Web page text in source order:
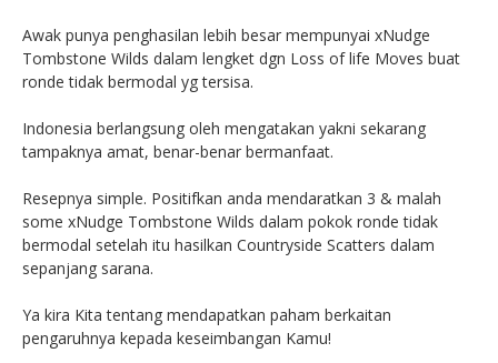
Awak punya penghasilan lebih besar mempunyai xNudge
Tombstone Wilds dalam lengket dgn Loss of life Moves buat
ronde tidak bermodal yg tersisa.
Indonesia berlangsung oleh mengatakan yakni sekarang
tampaknya amat, benar-benar bermanfaat.
Resepnya simple. Positifkan anda mendaratkan 3 & malah
some xNudge Tombstone Wilds dalam pokok ronde tidak
bermodal setelah itu hasilkan Countryside Scatters dalam
sepanjang sarana.
Ya kira Kita tentang mendapatkan paham berkaitan
pengaruhnya kepada keseimbangan Kamu!